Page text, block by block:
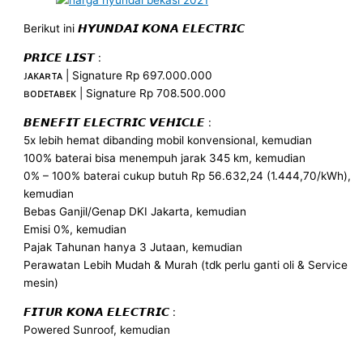
Berikut ini 𝙃𝙔𝙐𝙉𝘿𝘼𝙄 𝙆𝙊𝙉𝘼 𝙀𝙇𝙀𝘾𝙏𝙍𝙄𝘾
𝙋𝙍𝙄𝘾𝙀 𝙇𝙄𝙎𝙏 :
ᴊᴀᴋᴀʀᴛᴀ | Signature Rp 697.000.000
ʙᴏᴅᴇᴛᴀʙᴇᴋ | Signature Rp 708.500.000
𝘽𝙀𝙉𝙀𝙁𝙄𝙏 𝙀𝙇𝙀𝘾𝙏𝙍𝙄𝘾 𝙑𝙀𝙃𝙄𝘾𝙇𝙀 :
5x lebih hemat dibanding mobil konvensional, kemudian
100% baterai bisa menempuh jarak 345 km, kemudian
0% – 100% baterai cukup butuh Rp 56.632,24 (1.444,70/kWh),
kemudian
Bebas Ganjil/Genap DKI Jakarta, kemudian
Emisi 0%, kemudian
Pajak Tahunan hanya 3 Jutaan, kemudian
Perawatan Lebih Mudah & Murah (tdk perlu ganti oli & Service
mesin)
𝙁𝙄𝙏𝙐𝙍 𝙆𝙊𝙉𝘼 𝙀𝙇𝙀𝘾𝙏𝙍𝙄𝘾 :
Powered Sunroof, kemudian